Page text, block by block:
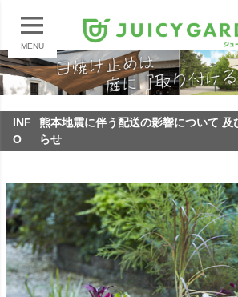
MENU
INF
O
熊本地震に伴う配送の影響について 及
らせ